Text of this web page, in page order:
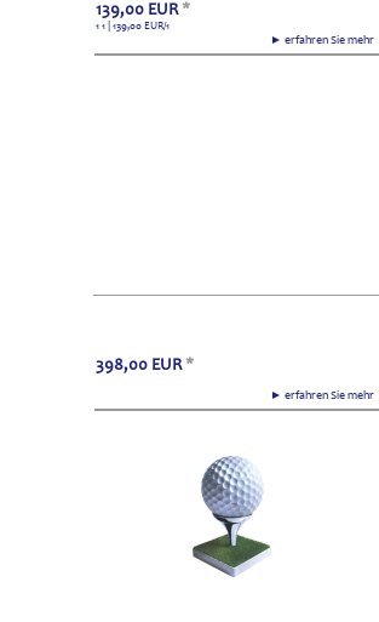
► erfahren Sie
139,00 EUR *
1 1 | 139,00 EUR/1
► erfahren Sie
398,00 EUR *